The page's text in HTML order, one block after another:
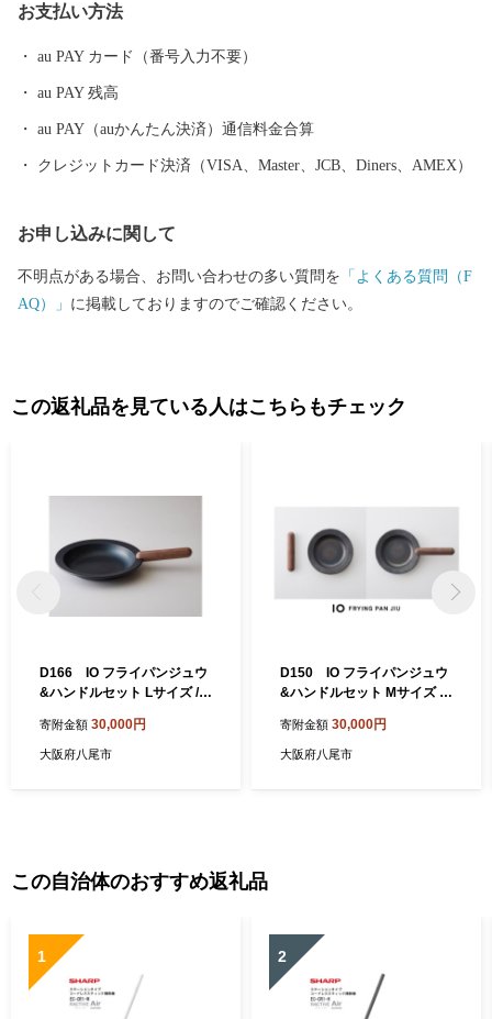
でしか聞くことができません。 また、夏の風物詩として毎年9月
市民で賑わいます。 ＜歴史遺産のまち＞ 八尾市はゆたかな歴史や
文化財を有するまちです。市東部にある高安山山ろくは、地元で
「やまんねき」と呼ばれ、古くから人々が暮らす里山であり、歴
る「高安千塚（たかやすせんづか）古墳群」」は全国的にも知ら
すます活力にあふれています。 八尾の特産 ＜八尾えだまめ＞ 八
＜八尾若ごぼう＞ 全国でもトップクラスの出荷量で、食物繊維や
鉄分、カルシウム、ルチンを多く含み、健康食材としても注目を
浴びています。「葉ごぼう」とも呼ばれ、葉・茎・根を丸ごと食
べることができます。しゃきしゃきとした歯ざわりとほのかな苦
味が食卓に春を運びます。
お支払い方法
au PAY カード（番号入力不要）
au PAY 残高
au PAY（auかんたん決済）通信料金合算
クレジットカード決済（VISA、Master、JCB、Diners、AMEX）
お申し込みに関して
不明点がある場合、お問い合わせの多い質問を 「よくある質問（F
AQ）」 に掲載しておりますのでご確認ください。
この返礼品を見ている人はこちらもチェック
D166 IO フライパンジュウ
&ハンドルセット Lサイズ /ウ
イパン【フライパン 鉄 藤田
金属 FUJITA ジュウ 24cm フ
寄附金額 30,000円
大阪府八尾市
D150 IO フライパンジュウ
&ハンドルセット Mサイズ /
ライパン【フライパン 鉄 藤
田金属 FUJITA ジュウ 20cm
寄附金額 30,000円
大阪府八尾市
この自治体のおすすめ返礼品
1 2